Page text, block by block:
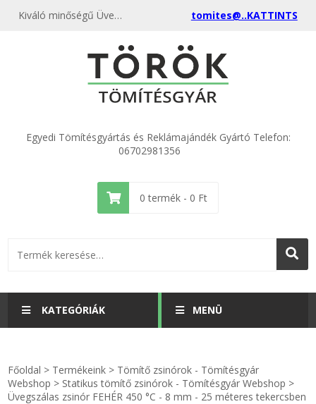
Kiváló minőségű Üvegszálas zsinór FEHÉR 450 °C 8 mm 25 méteres tekercsben kedvező áron, egyenest a gyártótól, rendelje meg most, és csatlakozzon a több ezer elégedett vásárlóhoz. tomites@..KATTINTS
Egyedi Tömítésgyártás és Reklámajándék Gyártó Telefon:
06702981356
0 termék - 0 Ft
KATEGÓRIÁK
KULCSTARTÓ - KULCSKARIKA
MENÜ
videók
Főoldal > Termékeink > Tömítő zsinórok - Tömítésgyár
Webshop > Statikus tömítő zsinórok - Tömítésgyár Webshop >
Üvegszálas zsinór FEHÉR 450 °C - 8 mm - 25 méteres tekercsben